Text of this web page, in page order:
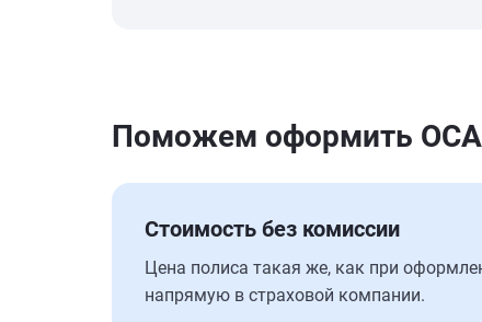
Поможем оформить
Стоимость без комиссии
Цена полиса такая же, как при
напрямую в страховой компании.